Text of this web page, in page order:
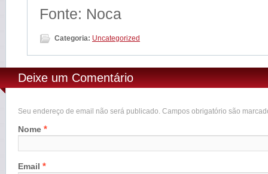
Fonte: Noca
Categoria: Uncategorized
Deixe um Comentário
Seu endereço de email não será publicado. Campos obrigatório são
Nome *
Email *